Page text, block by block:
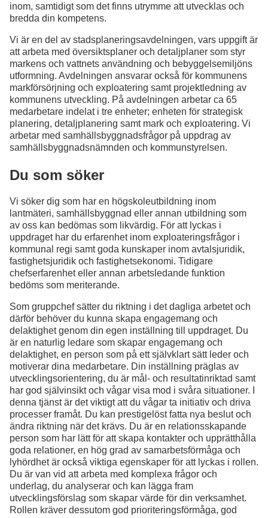
inom, samtidigt som det finns utrymme att utvecklas och
bredda din kompetens.
Vi är en del av stadsplaneringsavdelningen, vars uppgift är
att arbeta med översiktsplaner och detaljplaner som styr
markens och vattnets användning och bebyggelsemiljöns
utformning. Avdelningen ansvarar också för kommunens
markförsörjning och exploatering samt projektledning av
kommunens utveckling. På avdelningen arbetar ca 65
medarbetare indelat i tre enheter; enheten för strategisk
planering, detaljplanering samt mark och exploatering. Vi
arbetar med samhällsbyggnadsfrågor på uppdrag av
samhällsbyggnadsnämnden och kommunstyrelsen.
Du som söker
Vi söker dig som har en högskoleutbildning inom
lantmäteri, samhällsbyggnad eller annan utbildning som
av oss kan bedömas som likvärdig. För att lyckas i
uppdraget har du erfarenhet inom exploateringsfrågor i
kommunal regi samt goda kunskaper inom avtalsjuridik,
fastighetsjuridik och fastighetsekonomi. Tidigare
chefserfarenhet eller annan arbetsledande funktion
bedöms som meriterande.
Som gruppchef sätter du riktning i det dagliga arbetet och
därför behöver du kunna skapa engagemang och
delaktighet genom din egen inställning till uppdraget. Du
är en naturlig ledare som skapar engagemang och
delaktighet, en person som på ett självklart sätt leder och
motiverar dina medarbetare. Din inställning präglas av
utvecklingsorientering, du är mål- och resultatinriktad samt
har god självinsikt och vågar visa mod i svåra situationer. I
denna tjänst är det viktigt att du vågar ta initiativ och driva
processer framåt. Du kan prestigelöst fatta nya beslut och
ändra riktning när det krävs. Du är en relationsskapande
person som har lätt för att skapa kontakter och upprätthålla
goda relationer, en hög grad av samarbetsförmåga och
lyhördhet är också viktiga egenskaper för att lyckas i rollen.
Du är van vid att arbeta med komplexa frågor och
underlag, du analyserar och kan lägga fram
utvecklingsförslag som skapar värde för din verksamhet.
Rollen kräver dessutom god prioriteringsförmåga, god